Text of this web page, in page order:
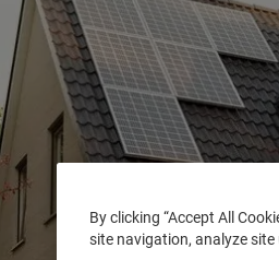
By clicking “Accept All
site navigation, analyze